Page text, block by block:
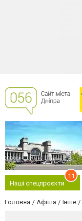
Наші спецпроєкти
11
Головна Афіша Інше